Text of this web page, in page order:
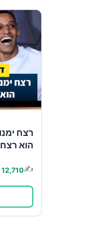
רצח
הוא
✍️
12,710